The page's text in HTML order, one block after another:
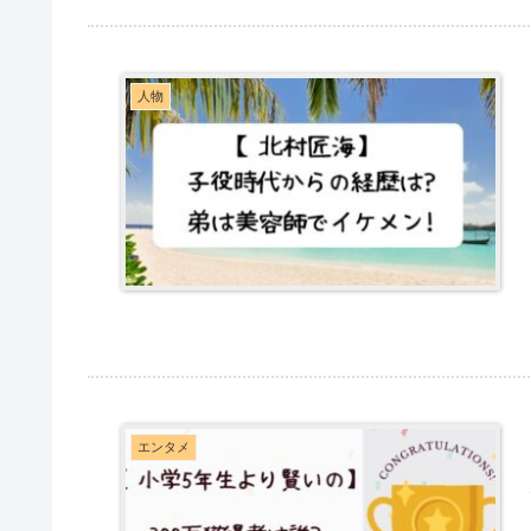
人物
エンタメ